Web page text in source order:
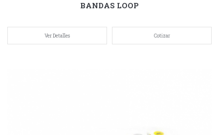
BANDAS LOOP
Ver Detalles Cotizar